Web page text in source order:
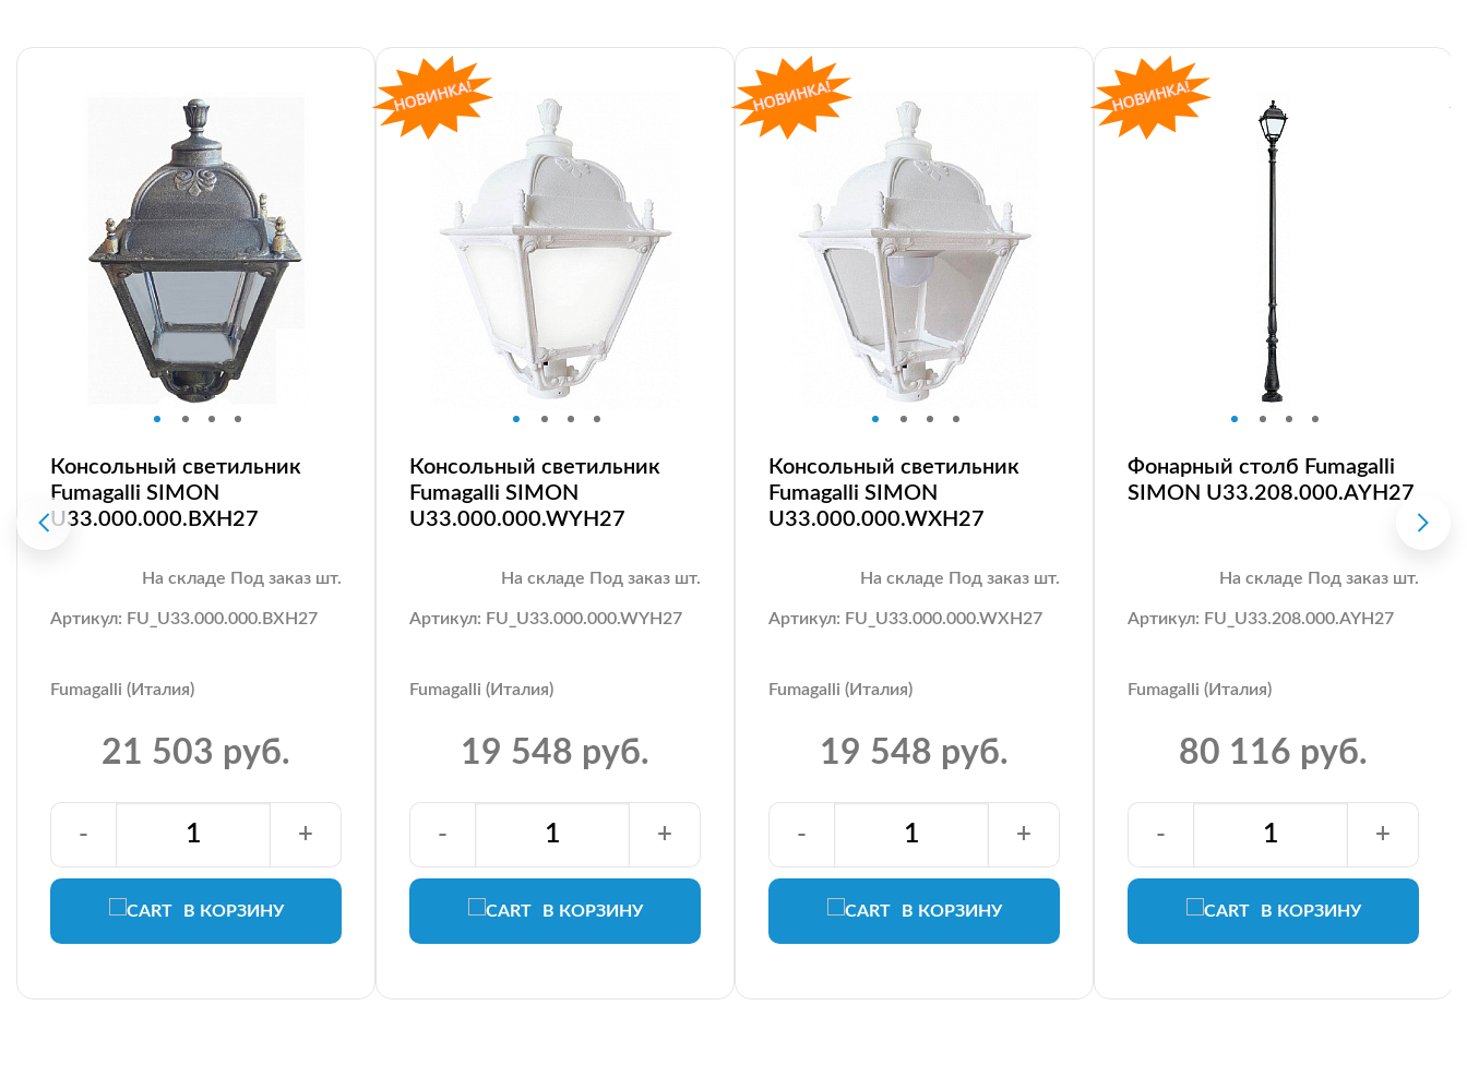
Консольный светильник
Fumagalli SIMON
U33.000.000.BXH27
На складе Под заказ шт.
Артикул: FU_U33.000.000.BXH27
Fumagalli (Италия)
21 503 руб.
В КОРЗИНУ
- +
Консольный светильник
Fumagalli SIMON
U33.000.000.WYH27
На складе Под заказ шт.
Артикул: FU_U33.000.000.WYH27
Fumagalli (Италия)
19 548 руб.
В КОРЗИНУ
- +
Консольный светильник
Fumagalli SIMON
U33.000.000.WXH27
На складе Под заказ шт.
Артикул: FU_U33.000.000.WXH27
Fumagalli (Италия)
19 548 руб.
В КОРЗИНУ
- +
Фонарный столб Fumagalli
SIMON U33.208.000.AYH27
На складе Под заказ шт.
Артикул: FU_U33.208.000.AYH27
Fumagalli (Италия)
80 116 руб.
В КОРЗИНУ
- +